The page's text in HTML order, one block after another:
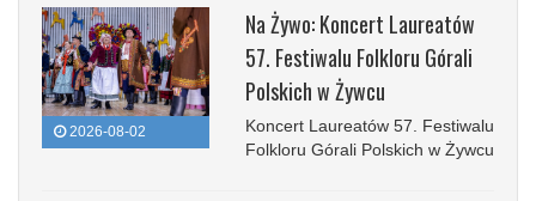
2026-08-02
Na Żywo: Koncert Laureatów
57. Festiwalu Folkloru Górali
Polskich w Żywcu
Koncert Laureatów 57. Festiwalu
Folkloru Górali Polskich w Żywcu